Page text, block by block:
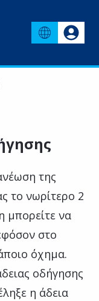
της
το νωρίτερο 2
μπορείτε να
στο
όχημα.
οδήγησης
η άδεια